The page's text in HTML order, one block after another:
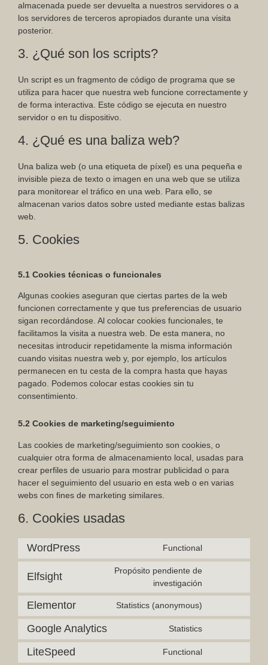
almacenada puede ser devuelta a nuestros servidores o a
los servidores de terceros apropiados durante una visita
posterior.
3. ¿Qué son los scripts?
Un script es un fragmento de código de programa que se
utiliza para hacer que nuestra web funcione correctamente y
de forma interactiva. Este código se ejecuta en nuestro
servidor o en tu dispositivo.
4. ¿Qué es una baliza web?
Una baliza web (o una etiqueta de píxel) es una pequeña e
invisible pieza de texto o imagen en una web que se utiliza
para monitorear el tráfico en una web. Para ello, se
almacenan varios datos sobre usted mediante estas balizas
web.
5. Cookies
5.1 Cookies técnicas o funcionales
Algunas cookies aseguran que ciertas partes de la web
funcionen correctamente y que tus preferencias de usuario
sigan recordándose. Al colocar cookies funcionales, te
facilitamos la visita a nuestra web. De esta manera, no
necesitas introducir repetidamente la misma información
cuando visitas nuestra web y, por ejemplo, los artículos
permanecen en tu cesta de la compra hasta que hayas
pagado. Podemos colocar estas cookies sin tu
consentimiento.
5.2 Cookies de marketing/seguimiento
Las cookies de marketing/seguimiento son cookies, o
cualquier otra forma de almacenamiento local, usadas para
crear perfiles de usuario para mostrar publicidad o para
hacer el seguimiento del usuario en esta web o en varias
webs con fines de marketing similares.
6. Cookies usadas
WordPress Functional
Elfsight
Propósito pendiente de
investigación
Elementor Statistics (anonymous)
Google Analytics Statistics
LiteSpeed Functional